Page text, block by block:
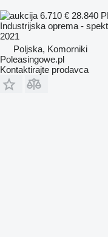
6.710 € 28.840
Industrijska oprema -
2021
Poljska, Komorniki
Poleasingowe.pl
Kontaktirajte prodavca